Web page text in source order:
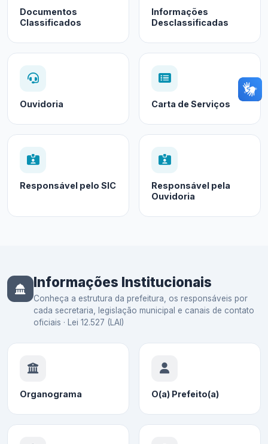
Documentos
Classificados
Informações
Desclassificadas
Ouvidoria Carta de Serviços
Responsável pelo SIC
Responsável pela
Ouvidoria
Informações Institucionais
Conheça a estrutura da prefeitura, os responsáveis por
cada secretaria, legislação municipal e canais de contato
oficiais · Lei 12.527 (LAI)
Organograma O(a) Prefeito(a)